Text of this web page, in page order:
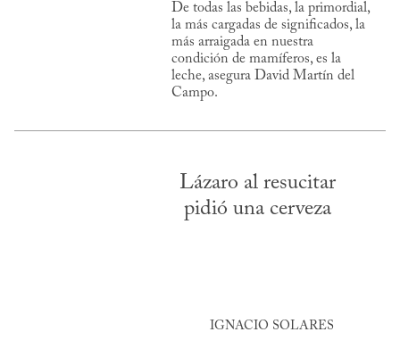
De todas las bebidas, la primordial,
la más cargadas de significados, la
más arraigada en nuestra
condición de mamíferos, es la
leche, asegura David Martín del
Campo.
Lázaro al resucitar
pidió una cerveza
IGNACIO SOLARES